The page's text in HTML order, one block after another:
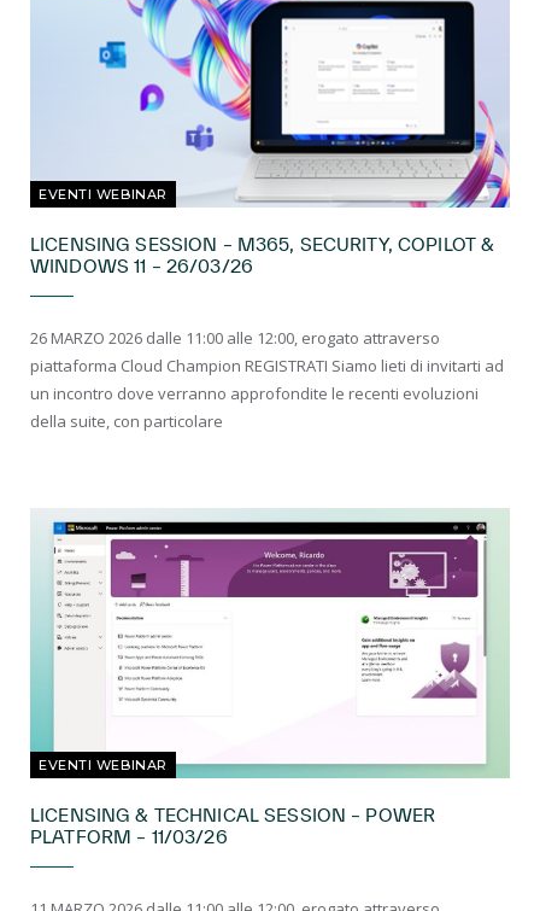
EVENTI WEBINAR
LICENSING SESSION – M365, SECURITY, COPILOT &
WINDOWS 11 – 26/03/26
26 MARZO 2026 dalle 11:00 alle 12:00, erogato attraverso
piattaforma Cloud Champion REGISTRATI Siamo lieti di invitarti ad
un incontro dove verranno approfondite le recenti evoluzioni
della suite, con particolare
EVENTI WEBINAR
LICENSING & TECHNICAL SESSION – POWER
PLATFORM – 11/03/26